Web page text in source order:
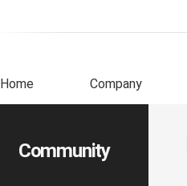
Home Company
Community